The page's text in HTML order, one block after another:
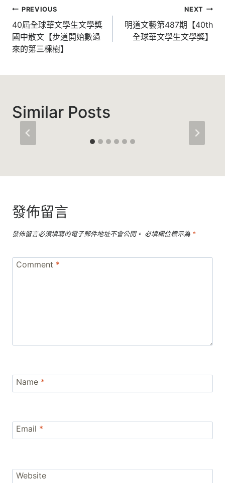
文
章
導
PREVIOUS
40屆全球華文學生文學獎
國中散文【步道開始數過
來的第三棵樹】
NEXT
明道文藝第487期【40th
全球華文學生文學獎】
Similar Posts
發佈留言
發佈留言必須填寫的電子郵件地址不會公開。 必填欄位標示為 *
Comment *
Name *
Email *
Website